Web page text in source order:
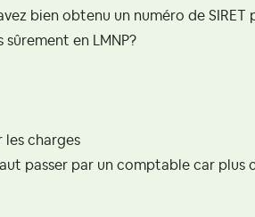
bien obtenu un numéro de SIRET
en LMNP?
charges
passer par un comptable car plus